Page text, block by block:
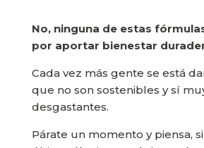
No, ninguna de estas
por aportar bienestar
Cada vez más gente se está
que no son sostenibles y sí
desgastantes.
Párate un momento y piensa,